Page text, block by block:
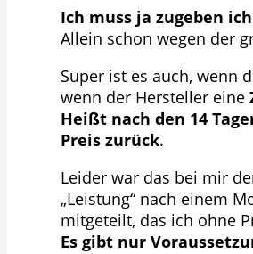
Ich muss ja zugeben
Allein schon wegen der
Super ist es auch, wenn
wenn der Hersteller eine
Heißt nach den 14
Preis zurück.
Leider war das bei mir
„Leistung“ nach einem
mitgeteilt, das ich ohne
Es gibt nur